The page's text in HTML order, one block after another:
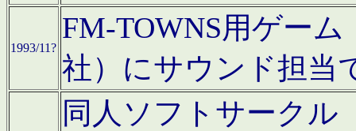
1993/11?
FM-TOWNS用ゲー
社）にサウンド担当
同人ソフトサークル